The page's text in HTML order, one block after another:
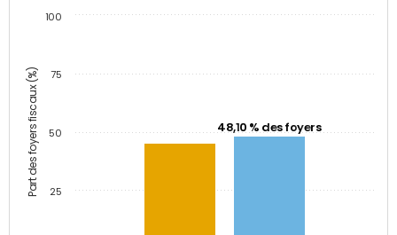
Part des foyers fiscaux (%) 48,10 % des foyers
25
50
75
100